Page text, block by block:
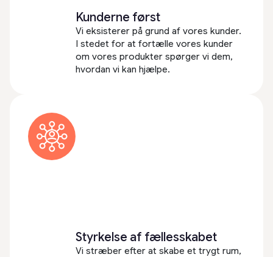
Kunderne først
Vi eksisterer på grund af vores kunder.
I stedet for at fortælle vores kunder
om vores produkter spørger vi dem,
hvordan vi kan hjælpe.
Styrkelse af fællesskabet
Vi stræber efter at skabe et trygt rum,